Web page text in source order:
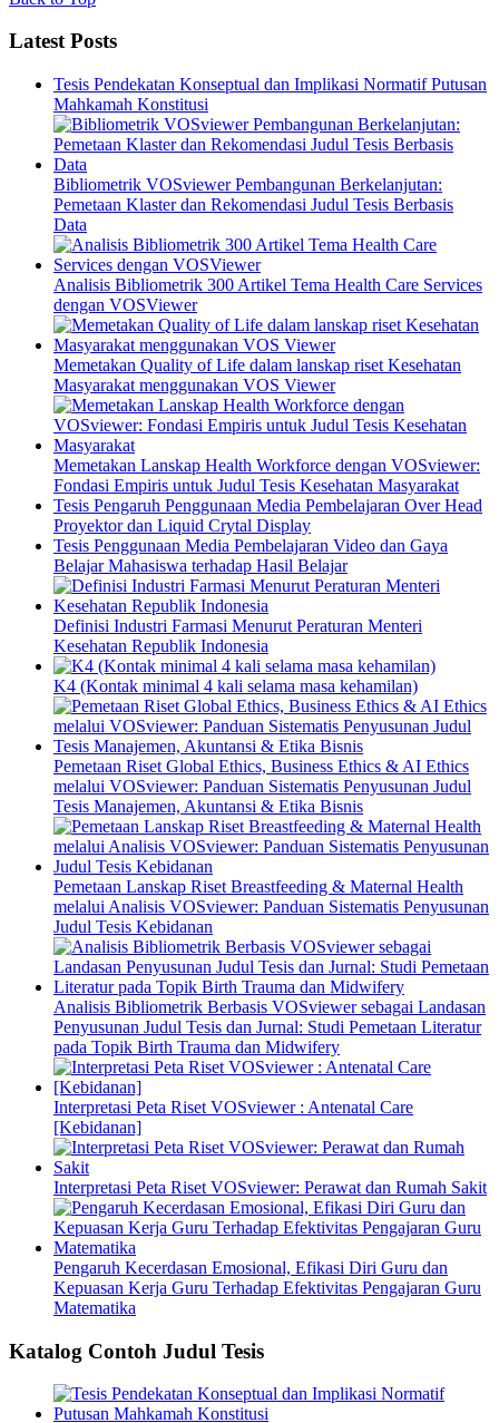
Latest Posts
Tesis Pendekatan Konseptual dan Implikasi Normatif Putusan
Mahkamah Konstitusi
Bibliometrik VOSviewer Pembangunan Berkelanjutan:
Pemetaan Klaster dan Rekomendasi Judul Tesis Berbasis
Data
Analisis Bibliometrik 300 Artikel Tema Health Care Services
dengan VOSViewer
Memetakan Quality of Life dalam lanskap riset Kesehatan
Masyarakat menggunakan VOS Viewer
Memetakan Lanskap Health Workforce dengan VOSviewer:
Fondasi Empiris untuk Judul Tesis Kesehatan Masyarakat
Tesis Pengaruh Penggunaan Media Pembelajaran Over Head
Proyektor dan Liquid Crytal Display
Tesis Penggunaan Media Pembelajaran Video dan Gaya
Belajar Mahasiswa terhadap Hasil Belajar
Definisi Industri Farmasi Menurut Peraturan Menteri
Kesehatan Republik Indonesia
K4 (Kontak minimal 4 kali selama masa kehamilan)
Pemetaan Riset Global Ethics, Business Ethics & AI Ethics
melalui VOSviewer: Panduan Sistematis Penyusunan Judul
Tesis Manajemen, Akuntansi & Etika Bisnis
Pemetaan Lanskap Riset Breastfeeding & Maternal Health
melalui Analisis VOSviewer: Panduan Sistematis Penyusunan
Judul Tesis Kebidanan
Analisis Bibliometrik Berbasis VOSviewer sebagai Landasan
Penyusunan Judul Tesis dan Jurnal: Studi Pemetaan Literatur
pada Topik Birth Trauma dan Midwifery
Interpretasi Peta Riset VOSviewer : Antenatal Care
[Kebidanan]
Interpretasi Peta Riset VOSviewer: Perawat dan Rumah Sakit
Pengaruh Kecerdasan Emosional, Efikasi Diri Guru dan
Kepuasan Kerja Guru Terhadap Efektivitas Pengajaran Guru
Matematika
Katalog Contoh Judul Tesis